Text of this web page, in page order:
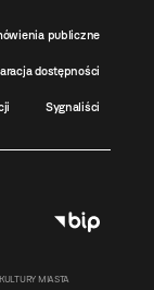
publiczne
dostępności
Sygnaliści
MIASTA